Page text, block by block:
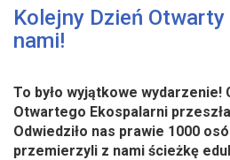
Kolejny Dzień
nami!
To było wyjątkowe wydarzenie!
Otwartego Ekospalarni
Odwiedziło nas prawie 1000
przemierzyli z nami ścieżkę